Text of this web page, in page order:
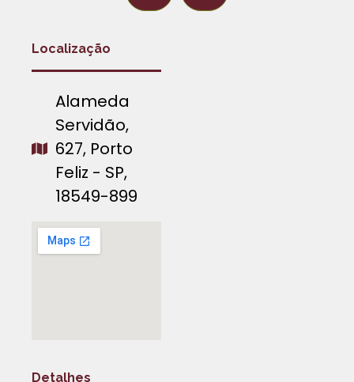
Localização
Alameda
Servidão,
627, Porto
Feliz - SP,
18549-899
Detalhes